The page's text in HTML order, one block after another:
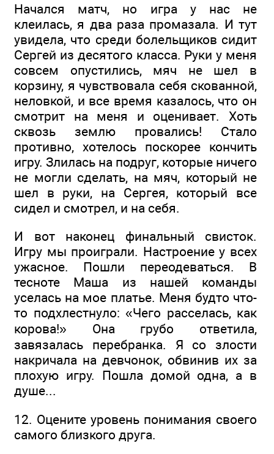
Начался матч, но игра у нас не
клеилась, я два раза промазала. И тут
увидела, что среди болельщиков сидит
Сергей из десятого класса. Руки у меня
совсем опустились, мяч не шел в
корзину, я чувствовала себя скованной,
неловкой, и все время казалось, что он
смотрит на меня и оценивает. Хоть
сквозь землю провались! Стало
противно, хотелось поскорее кончить
игру. Злилась на подруг, которые ничего
не могли сделать, на мяч, который не
шел в руки, на Сергея, который все
сидел и смотрел, и на себя.
И вот наконец финальный свисток.
Игру мы проиграли. Настроение у всех
ужасное. Пошли переодеваться. В
тесноте Маша из нашей команды
уселась на мое платье. Меня будто что-
то подхлестнуло: «Чего расселась, как
корова!» Она грубо ответила,
завязалась перебранка. Я со злости
накричала на девчонок, обвинив их за
плохую игру. Пошла домой одна, а в
душе...
12. Оцените уровень понимания своего
самого близкого друга.